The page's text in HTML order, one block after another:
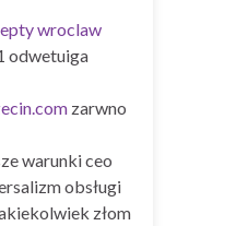
wroclaw
odwetuiga
zarwno
warunki ceo
obsługi
złom